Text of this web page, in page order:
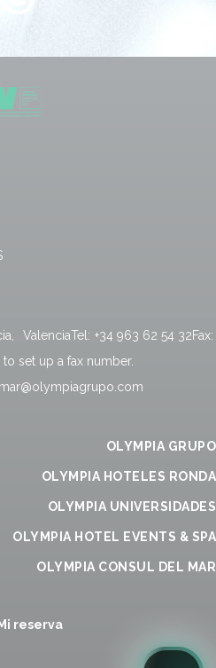
ValenciaTel: +34 963 62 54 32Fax:
set up a fax number.
OLYMPIA GRUPO
OLYMPIA HOTELES RONDA
OLYMPIA UNIVERSIDADES
OLYMPIA HOTEL EVENTS & SPA
OLYMPIA CONSUL DEL MAR
Mi reserva